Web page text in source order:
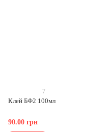
7
Клей БФ2 100мл
90.00 грн